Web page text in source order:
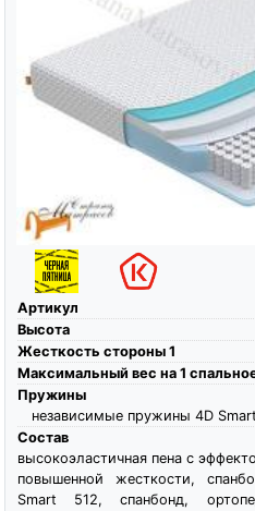
Артикул
Высота
Жесткость стороны 1
Максимальный вес на 1
Пружины
независимые пружины 4D
Состав
высокоэластичная пена c
повышенной жесткости,
Smart 512, спанбонд,